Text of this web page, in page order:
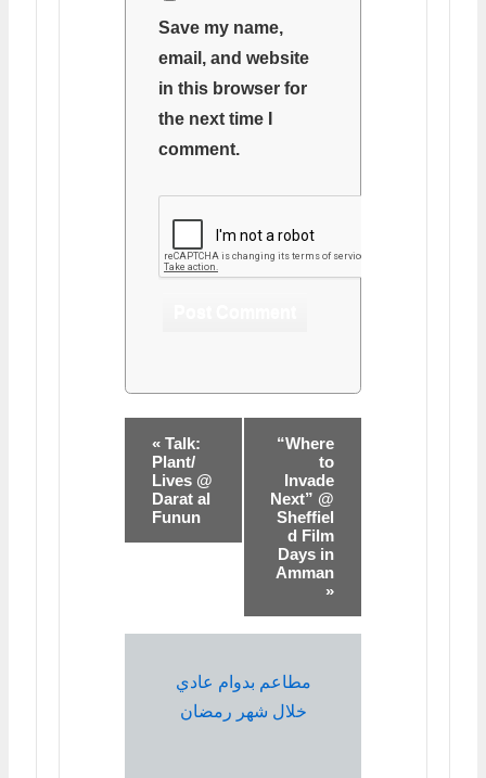
Save my name,
email, and website
in this browser for
the next time I
comment.
« Talk:
Plant/
Lives @
Darat al
Funun
“Where
to
Invade
Next” @
Sheffiel
d Film
Days in
Amman
»
مطاعم بدوام عادي
خلال شهر رمضان